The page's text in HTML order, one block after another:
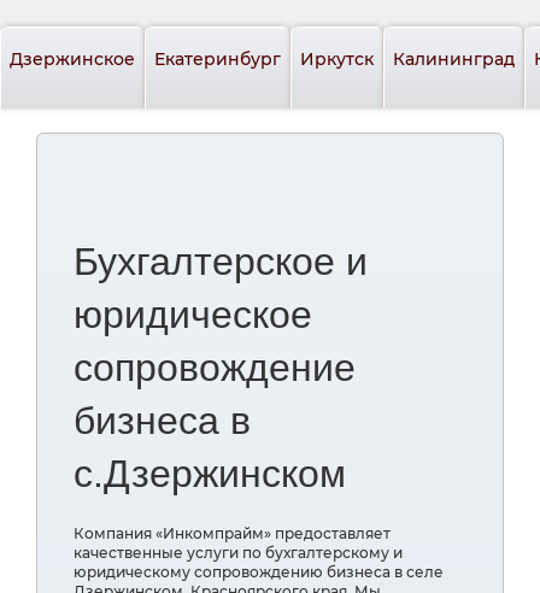
Дзержинское Екатеринбург Иркутск Калининград
Бухгалтерское и
юридическое
сопровождение
бизнеса в
с.Дзержинском
Компания «Инкомпрайм» предоставляет
качественные услуги по бухгалтерскому и
юридическому сопровождению бизнеса в селе